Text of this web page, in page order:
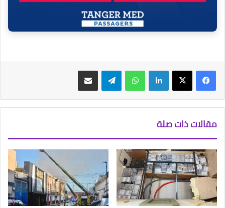
فيسبوك‫X لينكدإن واتساب تيلقرام مشاركة عبر البريد
مقالات ذات صلة